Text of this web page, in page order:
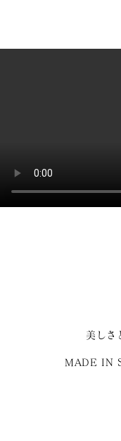
美しさ
MADE IN